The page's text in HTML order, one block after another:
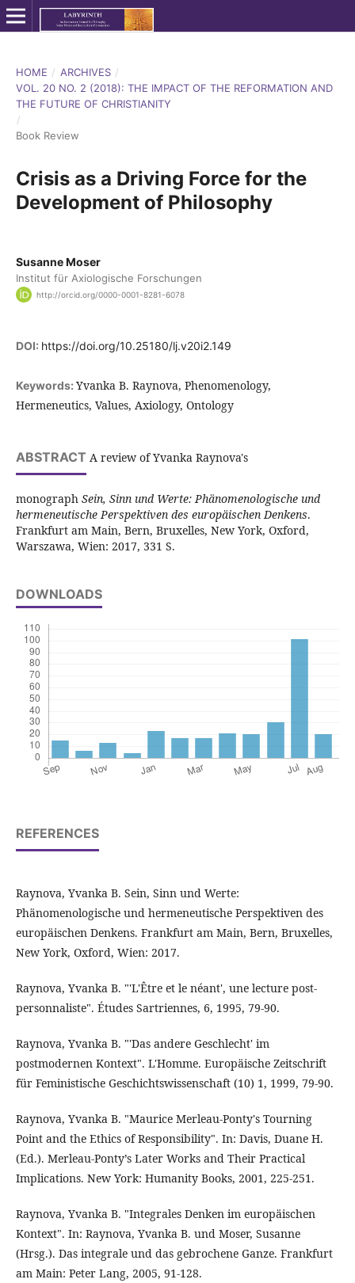
HOME / ARCHIVES /
VOL. 20 NO. 2 (2018): THE IMPACT OF THE REFORMATION AND
THE FUTURE OF CHRISTIANITY
/
Book Review
Crisis as a Driving Force for the
Development of Philosophy
Susanne Moser
Institut für Axiologische Forschungen
http://orcid.org/0000-0001-8281-6078
DOI: https://doi.org/10.25180/lj.v20i2.149
Keywords: Yvanka B. Raynova, Phenomenology,
Hermeneutics, Values, Axiology, Ontology
ABSTRACT A review of Yvanka Raynova's
monograph Sein, Sinn und Werte: Phänomenologische und
hermeneutische Perspektiven des europäischen Denkens.
Frankfurt am Main, Bern, Bruxelles, New York, Oxford,
Warszawa, Wien: 2017, 331 S.
DOWNLOADS
REFERENCES
Raynova, Yvanka B. Sein, Sinn und Werte:
Phänomenologische und hermeneutische Perspektiven des
europäischen Denkens. Frankfurt am Main, Bern, Bruxelles,
New York, Oxford, Wien: 2017.
Raynova, Yvanka B. "'L'Être et le néant', une lecture post-
personnaliste". Études Sartriennes, 6, 1995, 79-90.
Raynova, Yvanka B. "'Das andere Geschlecht' im
postmodernen Kontext". L'Homme. Europäische Zeitschrift
für Feministische Geschichtswissenschaft (10) 1, 1999, 79-90.
Raynova, Yvanka B. "Maurice Merleau-Ponty's Tourning
Point and the Ethics of Responsibility". In: Davis, Duane H.
(Ed.). Merleau-Ponty’s Later Works and Their Practical
Implications. New York: Humanity Books, 2001, 225-251.
Raynova, Yvanka B. "Integrales Denken im europäischen
Kontext". In: Raynova, Yvanka B. und Moser, Susanne
(Hrsg.). Das integrale und das gebrochene Ganze. Frankfurt
am Main: Peter Lang, 2005, 91-128.